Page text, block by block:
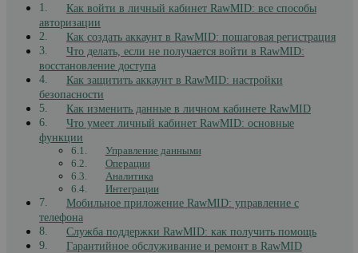
Как войти в личный кабинет RawMID: все способы
авторизации
Как создать аккаунт в RawMID: пошаговая регистрация
Что делать, если не получается войти в RawMID:
восстановление доступа
Как защитить аккаунт в RawMID: настройки
безопасности
Как изменить данные в личном кабинете RawMID
Что умеет личный кабинет RawMID: основные
функции
Управление данными
Операции
Аналитика
Интеграции
Мобильное приложение RawMID: управление с
телефона
Служба поддержки RawMID: как получить помощь
Гарантийное обслуживание и ремонт в RawMID